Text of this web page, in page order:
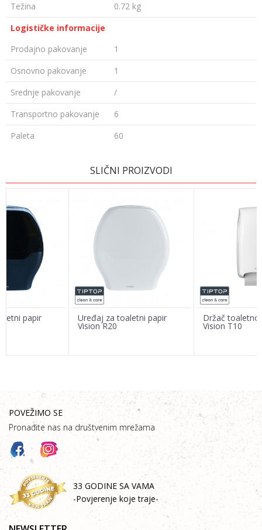
Težina
0.72 kg
Logističke informacije
Prodajno pakovanje
1
Osnovno pakovanje
1
Srednje pakovanje
/
Transportno pakovanje
6
Paleta
60
Poruka
SLIČNI PROIZVODI
papir Uređaj za toaletni papir
Vision R20
Držač
Vision T10
POVEŽIMO SE
Pronađite nas na društvenim mrežama
33 GODINE SA VAMA
-Povjerenje koje traje-